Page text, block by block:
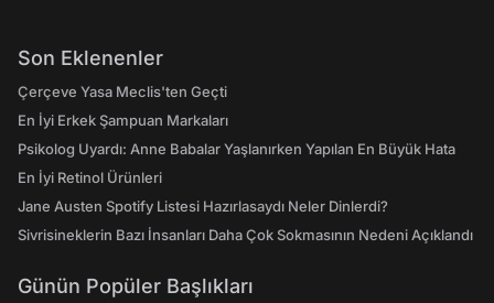
Son Eklenenler
Çerçeve Yasa Meclis'ten Geçti
En İyi Erkek Şampuan Markaları
Psikolog Uyardı: Anne Babalar Yaşlanırken Yapılan En Büyük Hata
En İyi Retinol Ürünleri
Jane Austen Spotify Listesi Hazırlasaydı Neler Dinlerdi?
Sivrisineklerin Bazı İnsanları Daha Çok Sokmasının Nedeni Açıklandı
Günün Popüler Başlıkları